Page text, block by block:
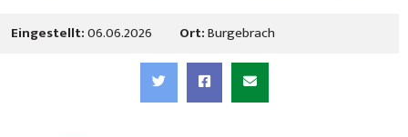
Eingestellt:06.06.2026 Ort:Burgebrach